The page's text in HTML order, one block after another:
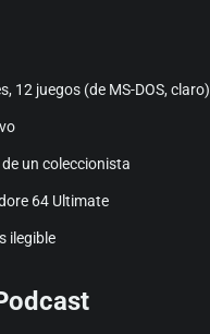
12 juegos (de MS-DOS, claro)
un coleccionista
64 Ultimate
ilegible